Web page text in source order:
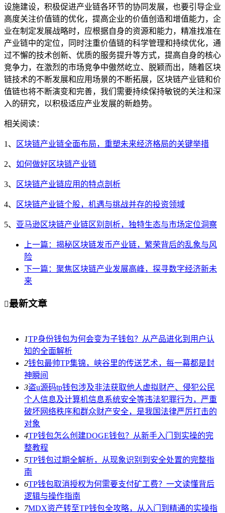
设施建设，积极促进产业链各环节的协同发展，也要引导企业
高度关注价值链的优化，提高企业的价值创造和增值能力，企
业在制定发展战略时，应根据自身的资源和能力，精准找准在
产业链中的定位，同时注重价值链的科学管理和持续优化，通
过不懈的技术创新、优质的服务提升等方式，提高自身的核心
竞争力，在激烈的市场竞争中傲然屹立、脱颖而出，随着区块
链技术的不断发展和应用场景的不断拓展，区块链产业链和价
值链也将不断演变和完善，我们需要持续保持敏锐的关注和深
入的研究，以积极适应产业发展的新趋势。
相关阅读：
1、 区块链产业链全面布局，重塑未来经济格局的关键举措
2、 如何做好区块链产业链
3、 区块链产业链应用的特点剖析
4、 区块链产业链个股，机遇与挑战并存的投资领域
5、 亚马逊区块链产业链区别剖析，独特生态与市场定位洞察
上一篇：揭秘区块链发币产业链，繁荣背后的乱象与风
险
下一篇：聚焦区块链产业发展高峰，探寻数字经济新未
来
最新文章
1TP身份钱包为何会变为子钱包？从产品进化到用户认
知的全面解析
2钱包最帅TP集锦，峡谷里的传送艺术，每一幕都是封
神瞬间
3盗u源码tp钱包涉及非法获取他人虚拟财产、侵犯公民
个人信息及计算机信息系统安全等违法犯罪行为，严重
破坏网络秩序和群众财产安全，是我国法律严厉打击的
对象
4TP钱包怎么创建DOGE钱包？从新手入门到实操的完
整教程
5TP钱包过期全解析，从现象识别到安全处置的完整指
南
6TP钱包取消授权为何需要支付矿工费？一文读懂背后
逻辑与操作指南
7MDX资产转至TP钱包全攻略，从入门到精通的实操指